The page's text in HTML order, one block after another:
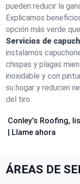
pueden reducir la
Explicamos
opción más verde
Servicios de
instalamos
chispas y plagas
inoxidable y con
su hogar y reducen
del tiro.
Conley's Roofing,
| Llame ahora
ÁREAS DE